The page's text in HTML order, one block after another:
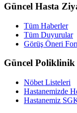
Güncel Hasta
Tüm Haberler
Tüm Duyurular
Görüş Öneri
Güncel Poliklinik
Nöbet Listeleri
Hastanemizde
Hastanemiz